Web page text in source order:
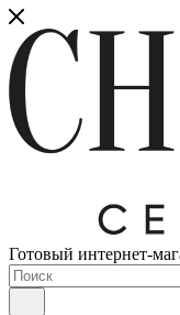
Готовый интернет-